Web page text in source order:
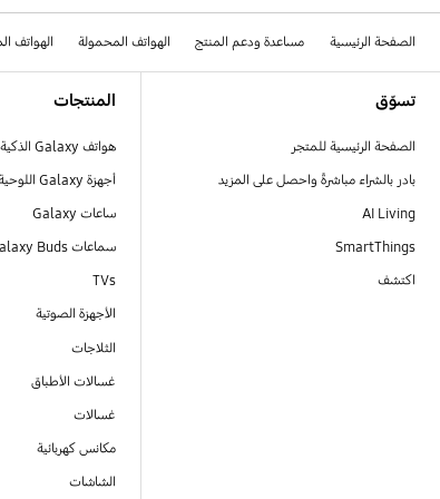
الصفحة الرئيسية مساعدة ودعم المنتج الهواتف المحمولة الهواتف
تسوّق
الصفحة الرئيسية للمتجر
بادر بالشراء مباشرةً واحصل على المزيد
AI Living
SmartThings
اكتشف
المنتجات
هواتف Galaxy الذكية
أجهزة Galaxy اللوحية
ساعات Galaxy
سماعات Galaxy Buds
TVs
الأجهزة الصوتية
الثلاجات
غسالات الأطباق
غسالات
مكانس كهربائية
الشاشات